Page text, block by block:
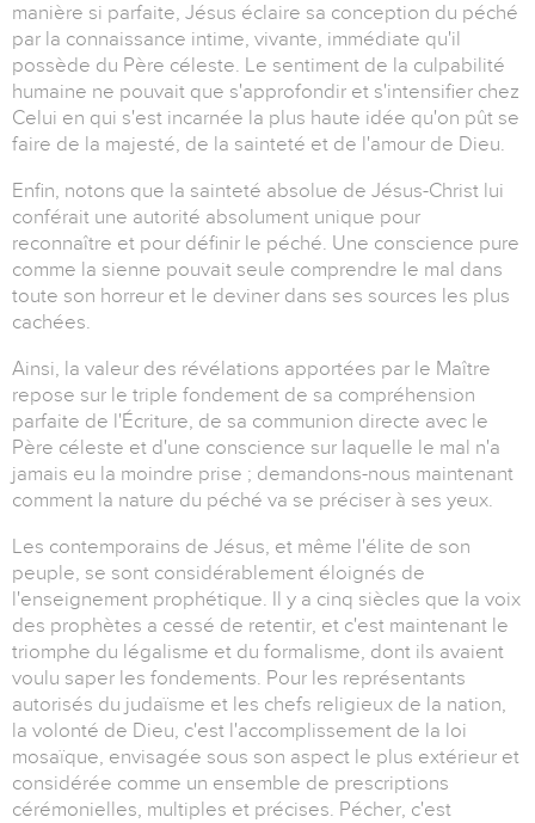
manière si parfaite, Jésus éclaire sa conception du péché
par la connaissance intime, vivante, immédiate qu'il
possède du Père céleste. Le sentiment de la culpabilité
humaine ne pouvait que s'approfondir et s'intensifier chez
Celui en qui s'est incarnée la plus haute idée qu'on pût se
faire de la majesté, de la sainteté et de l'amour de Dieu.
Enfin, notons que la sainteté absolue de Jésus-Christ lui
conférait une autorité absolument unique pour
reconnaître et pour définir le péché. Une conscience pure
comme la sienne pouvait seule comprendre le mal dans
toute son horreur et le deviner dans ses sources les plus
cachées.
Ainsi, la valeur des révélations apportées par le Maître
repose sur le triple fondement de sa compréhension
parfaite de l'Écriture, de sa communion directe avec le
Père céleste et d'une conscience sur laquelle le mal n'a
jamais eu la moindre prise ; demandons-nous maintenant
comment la nature du péché va se préciser à ses yeux.
Les contemporains de Jésus, et même l'élite de son
peuple, se sont considérablement éloignés de
l'enseignement prophétique. Il y a cinq siècles que la voix
des prophètes a cessé de retentir, et c'est maintenant le
triomphe du légalisme et du formalisme, dont ils avaient
voulu saper les fondements. Pour les représentants
autorisés du judaïsme et les chefs religieux de la nation,
la volonté de Dieu, c'est l'accomplissement de la loi
mosaïque, envisagée sous son aspect le plus extérieur et
considérée comme un ensemble de prescriptions
cérémonielles, multiples et précises. Pécher, c'est